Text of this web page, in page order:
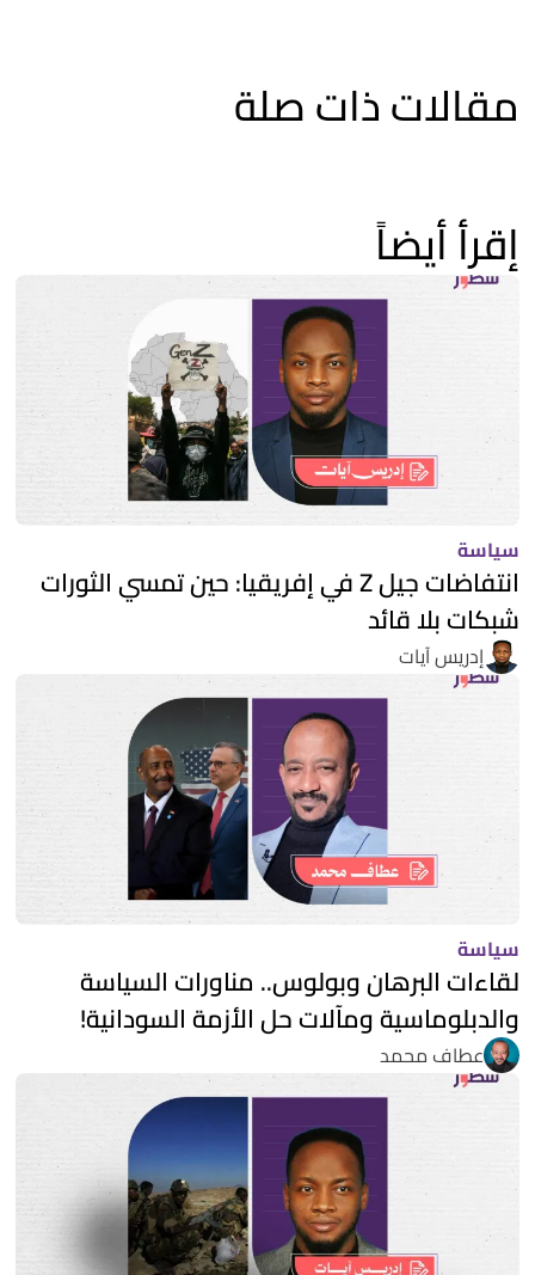
مقالات ذات صلة
إقرأ أيضاً
سياسة
انتفاضات جيل Z في إفريقيا: حين تمسي الثورات
شبكات بلا قائد
إدريس آيات
سياسة
لقاءات البرهان وبولوس.. مناورات السياسة
والدبلوماسية ومآلات حل الأزمة السودانية!
عطاف محمد